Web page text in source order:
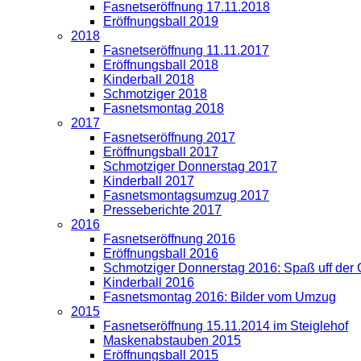
Fasnetseröffnung 17.11.2018
Eröffnungsball 2019
2018
Fasnetseröffnung 11.11.2017
Eröffnungsball 2018
Kinderball 2018
Schmotziger 2018
Fasnetsmontag 2018
2017
Fasnetseröffnung 2017
Eröffnungsball 2017
Schmotziger Donnerstag 2017
Kinderball 2017
Fasnetsmontagsumzug 2017
Presseberichte 2017
2016
Fasnetseröffnung 2016
Eröffnungsball 2016
Schmotziger Donnerstag 2016: Spaß uff der
Kinderball 2016
Fasnetsmontag 2016: Bilder vom Umzug
2015
Fasnetseröffnung 15.11.2014 im Steiglehof
Maskenabstauben 2015
Eröffnungsball 2015